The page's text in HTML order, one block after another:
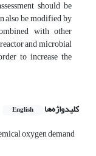
should be
also be modified by
with other
and microbial
to increase the
کلیدواژه‌ها English
oxygen demand